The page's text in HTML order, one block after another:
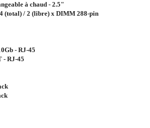
à chaud - 2.5"
(total) / 2 (libre) x DIMM 288-pin
- RJ-45
- RJ-45